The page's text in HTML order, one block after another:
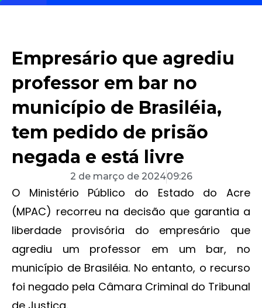
Empresário que agrediu
professor em bar no
município de Brasiléia,
tem pedido de prisão
negada e está livre
2 de março de 202409:26
O Ministério Público do Estado do Acre
(MPAC) recorreu na decisão que garantia a
liberdade provisória do empresário que
agrediu um professor em um bar, no
município de Brasiléia. No entanto, o recurso
foi negado pela Câmara Criminal do Tribunal